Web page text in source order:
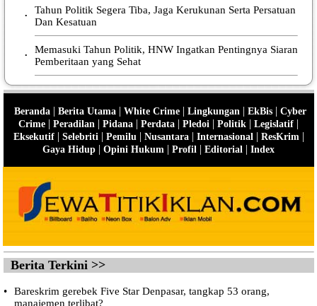
•
Tahun Politik Segera Tiba, Jaga Kerukunan Serta Persatuan
Dan Kesatuan
•
Memasuki Tahun Politik, HNW Ingatkan Pentingnya Siaran
Pemberitaan yang Sehat
Beranda| Berita Utama| White Crime| Lingkungan | EkBis| Cyber
Crime | Peradilan | Pidana | Perdata | Pledoi | Politik | Legislatif |
Eksekutif| Selebriti | Pemilu | Nusantara| Internasional | ResKrim |
Gaya Hidup | Opini Hukum | Profil | Editorial | Index
Berita Terkini >>
•
Bareskrim gerebek Five Star Denpasar, tangkap 53 orang,
manajemen terlibat?